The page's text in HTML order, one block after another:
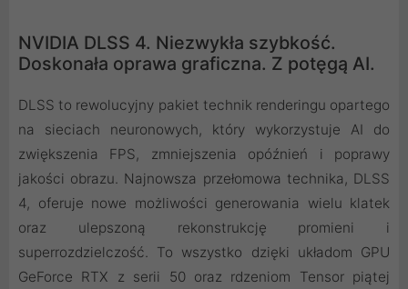
NVIDIA DLSS 4. Niezwykła szybkość.
Doskonała oprawa graficzna. Z potęgą AI.
DLSS to rewolucyjny pakiet technik renderingu opartego
na sieciach neuronowych, który wykorzystuje AI do
zwiększenia FPS, zmniejszenia opóźnień i poprawy
jakości obrazu. ‌Najnowsza przełomowa technika, DLSS
4, oferuje nowe możliwości generowania wielu klatek
oraz ulepszoną rekonstrukcję promieni i
superrozdzielczość. To wszystko dzięki układom GPU
GeForce RTX z serii 50 oraz rdzeniom Tensor piątej